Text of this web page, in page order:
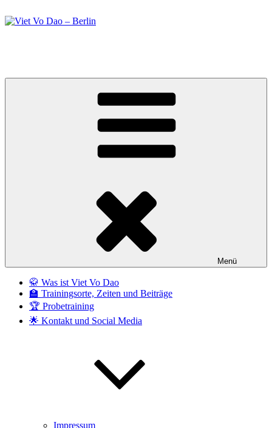
Inhalt
Menü
🥋 Was ist Viet Vo Dao
🏫 Trainingsorte, Zeiten und Beiträge
🏆 Probetraining
🌟 Kontakt und Social Media
Impressum